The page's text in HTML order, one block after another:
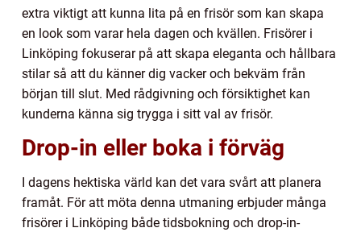
extra viktigt att kunna lita på en frisör som kan skapa
en look som varar hela dagen och kvällen. Frisörer i
Linköping fokuserar på att skapa eleganta och hållbara
stilar så att du känner dig vacker och bekväm från
början till slut. Med rådgivning och försiktighet kan
kunderna känna sig trygga i sitt val av frisör.
Drop-in eller boka i förväg
I dagens hektiska värld kan det vara svårt att planera
framåt. För att möta denna utmaning erbjuder många
frisörer i Linköping både tidsbokning och drop-in-